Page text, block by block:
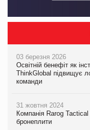
03 березня 2026
Освітній бенефіт як
ThinkGlobal підвищує
команди
31 жовтня 2024
Компанія Rarog Tactical
бронеплити